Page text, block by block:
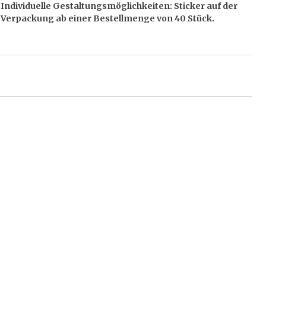
Individuelle Gestaltungsmöglichkeiten: Sticker auf der
Verpackung ab einer Bestellmenge von 40 Stück.